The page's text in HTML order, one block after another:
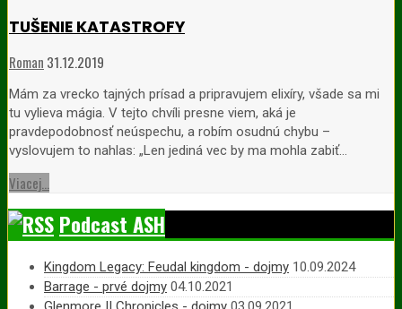
TUŠENIE KATASTROFY
Roman 31.12.2019
Mám za vrecko tajných prísad a pripravujem elixíry, všade sa mi
tu vylieva mágia. V tejto chvíli presne viem, aká je
pravdepodobnosť neúspechu, a robím osudnú chybu –
vyslovujem to nahlas: „Len jediná vec by ma mohla zabiť…
Viacej...
Podcast ASH
Kingdom Legacy: Feudal kingdom - dojmy 10.09.2024
Barrage - prvé dojmy 04.10.2021